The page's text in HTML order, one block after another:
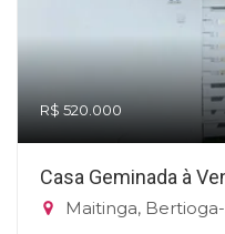
R$ 520.000
Casa Geminada à
Maitinga,